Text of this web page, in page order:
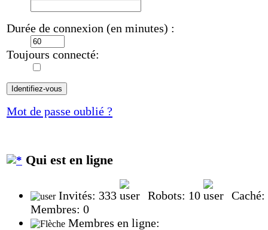
Durée de connexion (en minutes) :
Toujours connecté:
Mot de passe oublié ?
Qui est en ligne
Invités: 333 Robots: 10
Membres: 0
Membres en ligne: